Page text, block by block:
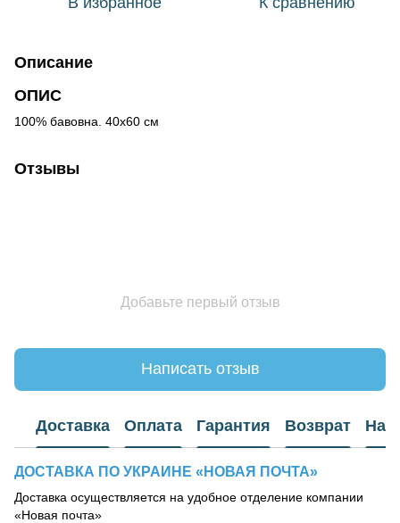
Описание
ОПИС
100% бавовна. 40x60 см
Отзывы
Добавьте первый отзыв
Написать отзыв
Доставка Оплата Гарантия Возврат
ДОСТАВКА ПО УКРАИНЕ «НОВАЯ ПОЧТА»
Доставка осуществляется на удобное отделение компании
«Новая почта»